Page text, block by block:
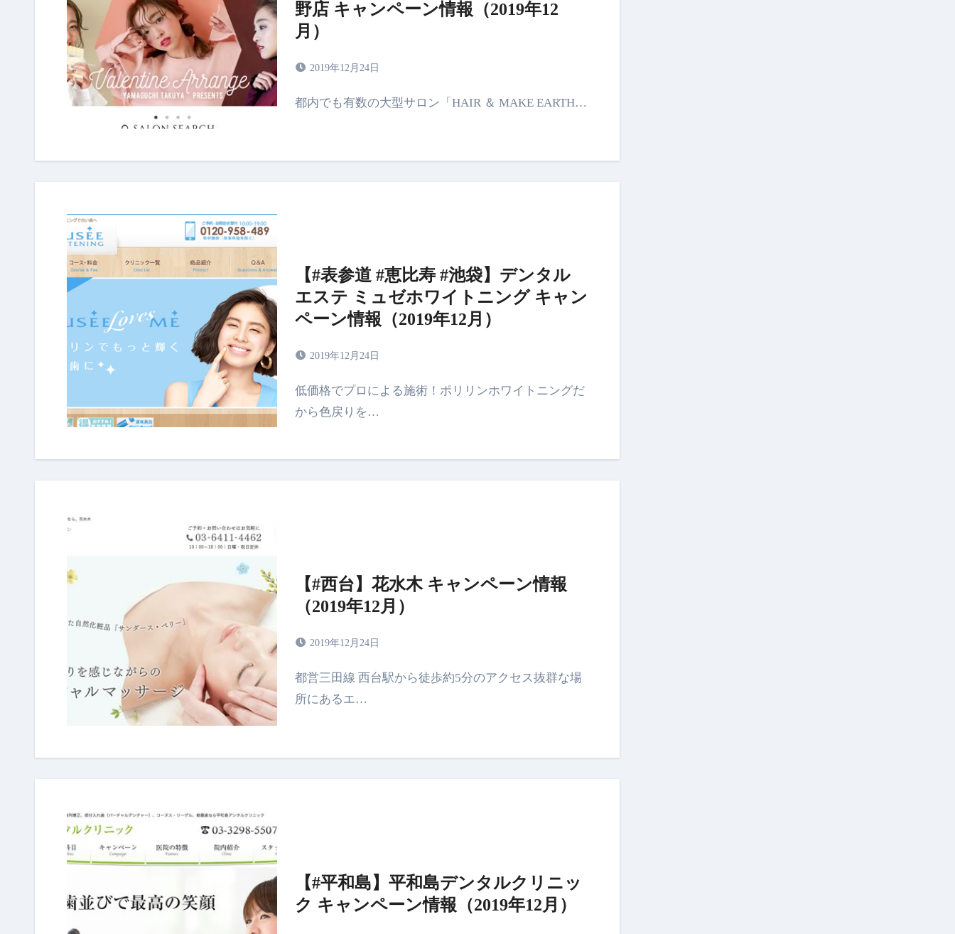
野店 キャンペーン情報（2019年12
月）
2019年12月24日
都内でも有数の大型サロン「HAIR ＆ MAKE EARTH…
【#表参道 #恵比寿 #池袋】デンタル
エステ ミュゼホワイトニング キャン
ペーン情報（2019年12月）
2019年12月24日
低価格でプロによる施術！ポリリンホワイトニングだ
から色戻りを…
【#西台】花水木 キャンペーン情報
（2019年12月）
2019年12月24日
都営三田線 西台駅から徒歩約5分のアクセス抜群な場
所にあるエ…
【#平和島】平和島デンタルクリニッ
ク キャンペーン情報（2019年12月）